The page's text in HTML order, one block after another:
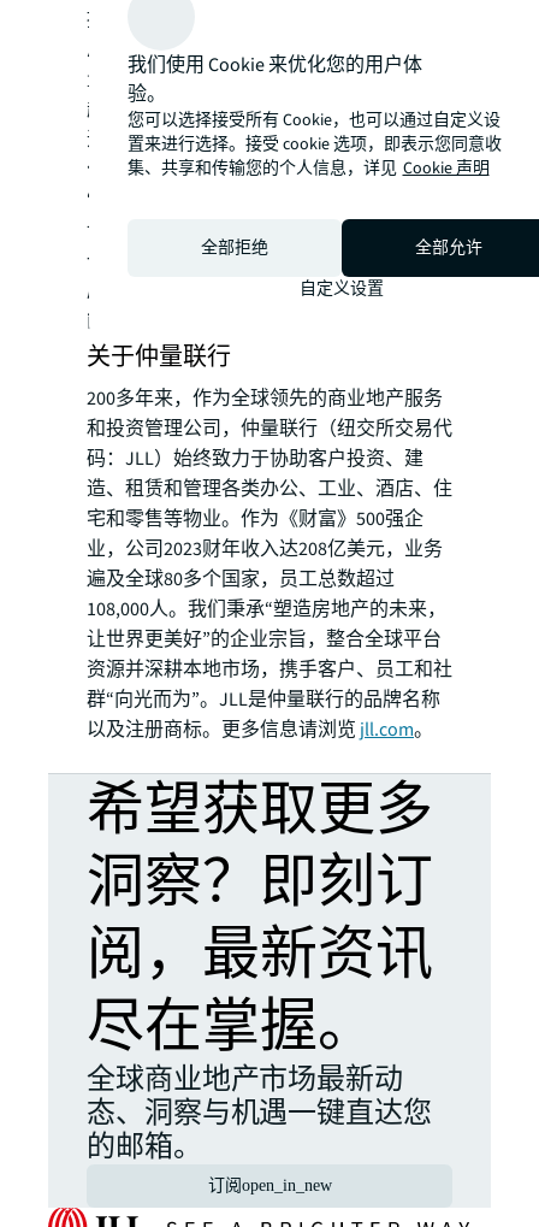
提供有力、有效的支持。
总的来说，预计房地产行业将继续适应从增
量时代到存量时代的变化、供求关系和长期
趋势的变化，由总量扩张转为存量上的改
造、去库、消化和增量上的提质、调整、优
化相结合。预计保障性住房、城中村改造、
“平急两用”公共基础设施等三大重点工程建
设将和房地产行业调控政策优化调整结合在
一起，成为推动优化房地产行业结构、构建
房地产发展新模式的新起点、新抓手、新动
能。
关于仲量联行
200多年来，作为全球领先的商业地产服务
和投资管理公司，仲量联行（纽交所交易代
码：JLL）始终致力于协助客户投资、建
造、租赁和管理各类办公、工业、酒店、住
宅和零售等物业。作为《财富》500强企
业，公司2023财年收入达208亿美元，业务
遍及全球80多个国家，员工总数超过
108,000人。我们秉承“塑造房地产的未来，
让世界更美好”的企业宗旨，整合全球平台
资源并深耕本地市场，携手客户、员工和社
群“向光而为”。JLL是仲量联行的品牌名称
以及注册商标。更多信息请浏览 jll.com。
希望获取更多
洞察？即刻订
阅，最新资讯
尽在掌握。
全球商业地产市场最新动
态、洞察与机遇一键直达您
的邮箱。
订阅 open_in_new
我们使用 Cookie 来优化您的用户体
验。
您可以选择接受所有 Cookie，也可以通过自定义设
置来进行选择。接受 cookie 选项，即表示您同意收
集、共享和传输您的个人信息，详见 Cookie 声明
全部拒绝
全部允许
自定义设置